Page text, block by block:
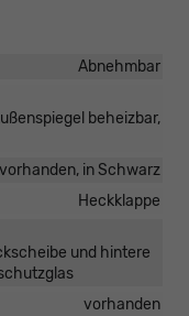
Abnehmbar
beheizbar,
vorhanden, in Schwarz
Heckklappe
und hintere
vorhanden